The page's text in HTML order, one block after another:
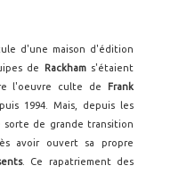
d'une maison d'édition
de
Rackhams'étaient
l'oeuvre culte de Frank
1994. Mais, depuis les
sorte de grande transition
avoir ouvert sa propre
. Ce rapatriement des